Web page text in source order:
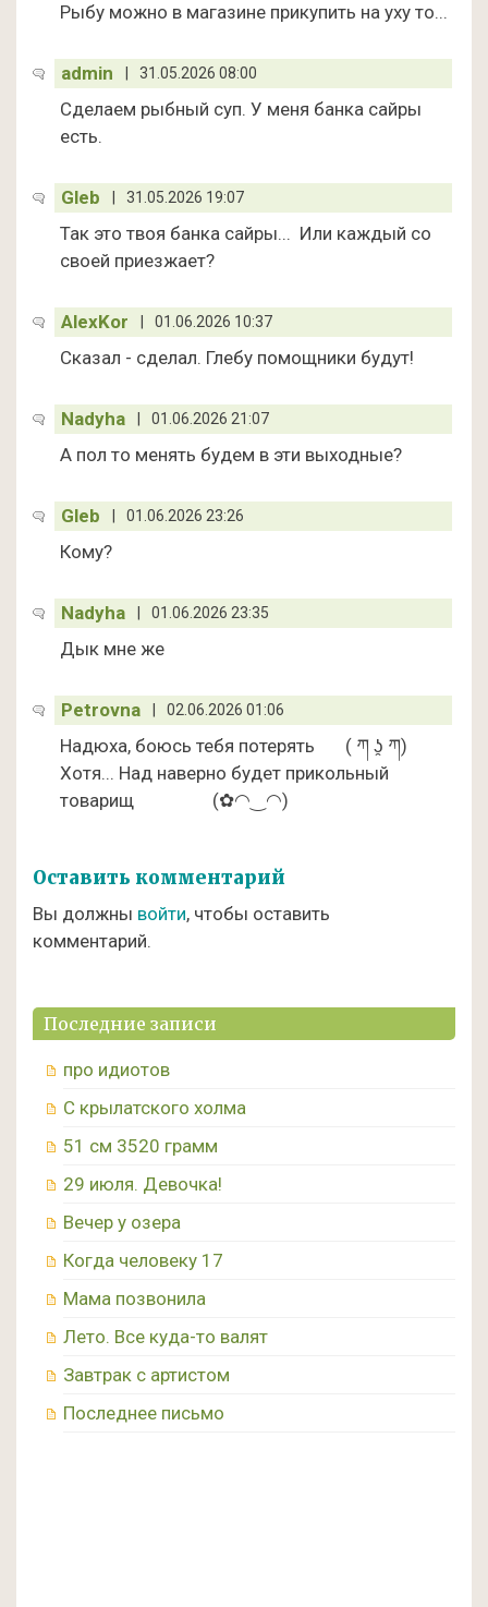
Рыбу можно в магазине прикупить на уху то...
admin 31.05.2026 08:00
Сделаем рыбный суп. У меня банка сайры
есть.
Gleb 31.05.2026 19:07
Так это твоя банка сайры... Или каждый со
своей приезжает?
AlexKor 01.06.2026 10:37
Сказал - сделал. Глебу помощники будут!
Nadyha 01.06.2026 21:07
А пол то менять будем в эти выходные?
Gleb 01.06.2026 23:26
Кому?
Nadyha 01.06.2026 23:35
Дык мне же
Petrovna 02.06.2026 01:06
Надюха, боюсь тебя потерять ( ཀ ʖ̯ ཀ)
Хотя... Над наверно будет прикольный
товарищ (✿◠‿◠)
Оставить комментарий
Вы должны войти, чтобы оставить
комментарий.
Последние записи
про идиотов
С крылатского холма
51 см 3520 грамм
29 июля. Девочка!
Вечер у озера
Когда человеку 17
Мама позвонила
Лето. Все куда-то валят
Завтрак с артистом
Последнее письмо